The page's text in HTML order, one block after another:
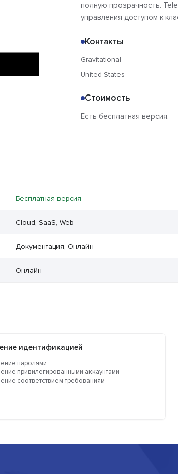
полную прозрачность.
управления доступом к
Контакты
Gravitational
United States
Стоимость
Есть бесплатная версия.
Бесплатная версия
Cloud, SaaS, Web
Документация, Онлайн
Онлайн
идентификацией
паролями
привилегированными аккаунтами
соответствием требованиям